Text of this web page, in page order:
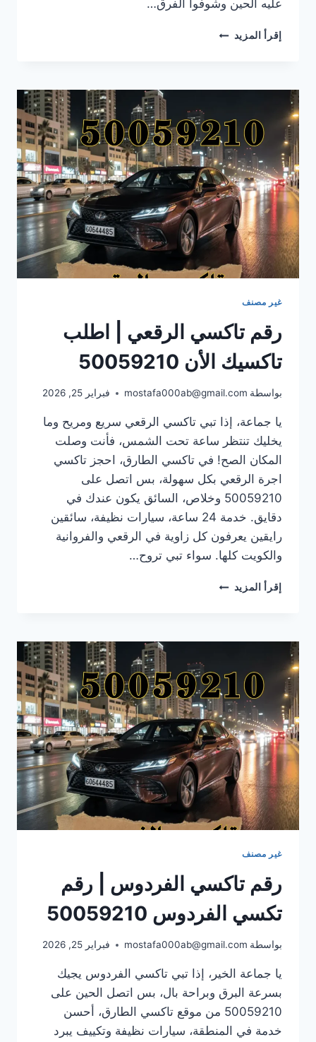
عليه الحين وشوفوا الفرق…
إقرأ المزيد رقم
وأريح
في
الجهراء
والكويت
كلها!
غير مصنف
رقم تاكسي الرقعي | اطلب
تاكسيك الأن 50059210
بواسطة mostafa000ab@gmail.com فبراير 25, 2026
يا جماعة، إذا تبي تاكسي الرقعي سريع ومريح وما
يخليك تنتظر ساعة تحت الشمس، فأنت وصلت
المكان الصح! في تاكسي الطارق، احجز تاكسي
اجرة الرقعي بكل سهولة، بس اتصل على
50059210 وخلاص، السائق يكون عندك في
دقايق. خدمة 24 ساعة، سيارات نظيفة، سائقين
رايقين يعرفون كل زاوية في الرقعي والفروانية
والكويت كلها. سواء تبي تروح…
إقرأ المزيد رقم
اطلب
الأن
50059210
غير مصنف
رقم تاكسي الفردوس | رقم
تكسي الفردوس 50059210
بواسطة mostafa000ab@gmail.com فبراير 25, 2026
يا جماعة الخير، إذا تبي تاكسي الفردوس يجيك
بسرعة البرق وبراحة بال، بس اتصل الحين على
50059210 من موقع تاكسي الطارق، أحسن
خدمة في المنطقة، سيارات نظيفة وتكييف يبرد